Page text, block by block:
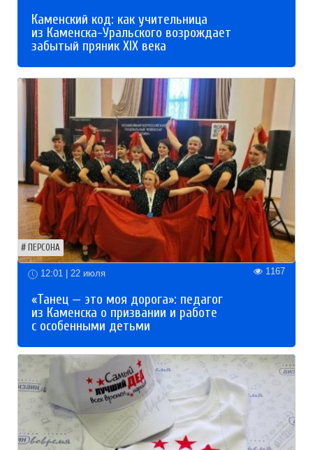
Каменский код: как учительница
из Каменска-Уральского возрождает
забытый пряник XIX века
ПЕРСОНА
12:01 | 22 июля 1167
«Танец — это моя дорога»: педагог
из Каменска о призвании и работе
с особенными детьми